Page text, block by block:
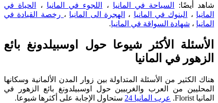
شاهد أيضًا: السياحة في المانيا ، اللجوء في المانيا ،
الحياة في
المانيا ، البنوك في المانيا ، الهجرة الى المانيا ، رخصة القيادة في
المانيا ، شهادة السواقة في المانيا.
الأسئلة الأكثر شيوعا حول اوسبيلدونغ بائع
الزهور في المانيا
هناك الكثير من الأسئلة المتداولة بين زوار المدن الألمانية وسكانها
المحليين من العرب والغربيين حول اوسبيلدونغ بائع الزهور في
المانيا Florist.
عرب المانيا 24 ستحاول الإجابة على أكثرها شيوعا.